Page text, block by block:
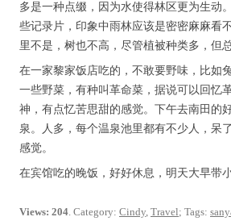
多是一种点缀，因为水使得林区更为生动
些记录片，印象中雨林应该是密密麻麻看
里不是，树也不高，尽管植被种类多，但
在一家黎家饭店吃的，不敢要野味，比如
一些野菜，有种叫革命菜，据说可以回忆
神，有点忆苦思甜的感觉。下午去南田的
泉。人多，每个温泉池里都有不少人，呆
感觉。
在宾馆吃的晚饭，好好休息，明天大早带
Views: 204. Category: Cindy, Travel; Tags: